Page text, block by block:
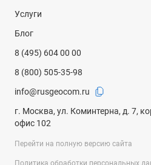
Услуги
Блог
8 (495) 604 00 00
8 (800) 505-35-98
info@rusgeocom.ru
г. Москва, ул. Коминтерна, д. 7,
офис 102
Перейти на полную версию сайта
Политика обработки персональных